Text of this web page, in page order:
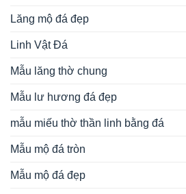
Lăng mộ đá đẹp
Linh Vật Đá
Mẫu lăng thờ chung
Mẫu lư hương đá đẹp
mẫu miếu thờ thần linh bằng đá
Mẫu mộ đá tròn
Mẫu mộ đá đẹp